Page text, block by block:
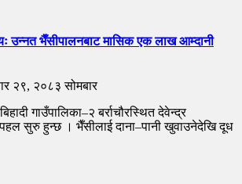
उन्नत भैँसीपालनबाट मासिक एक लाख आम्दानी
२९, २०८३ सोमबार
गाउँपालिका–२ बर्राचौरस्थित देवेन्द्र
सुरु हुन्छ । भैँसीलाई दाना–पानी खुवाउनेदेखि दूध